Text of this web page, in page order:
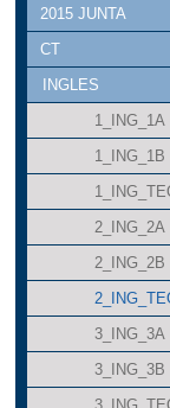
2015 JUNTA
CT
INGLES
1_ING_1A
1_ING_1B
2_ING_2A
2_ING_2B
3_ING_3A
3_ING_3B